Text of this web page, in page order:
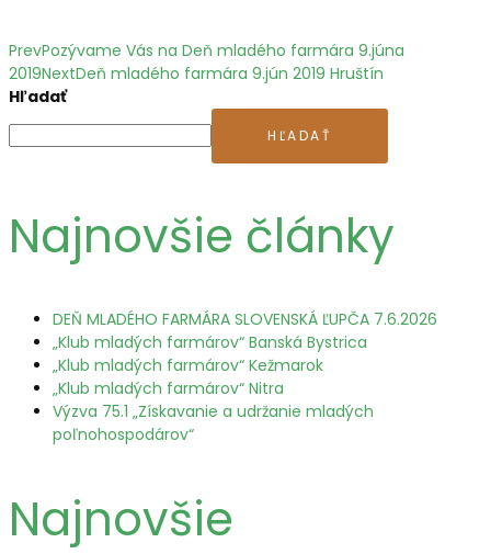
PrevPozývame Vás na Deň mladého farmára 9.júna
2019NextDeň mladého farmára 9.jún 2019 Hruštín
Hľadať
HĽADAŤ
Najnovšie články
DEŇ MLADÉHO FARMÁRA SLOVENSKÁ ĽUPČA 7.6.2026
„Klub mladých farmárov“ Banská Bystrica
„Klub mladých farmárov“ Kežmarok
„Klub mladých farmárov“ Nitra
Výzva 75.1 „Získavanie a udržanie mladých
poľnohospodárov“
Najnovšie